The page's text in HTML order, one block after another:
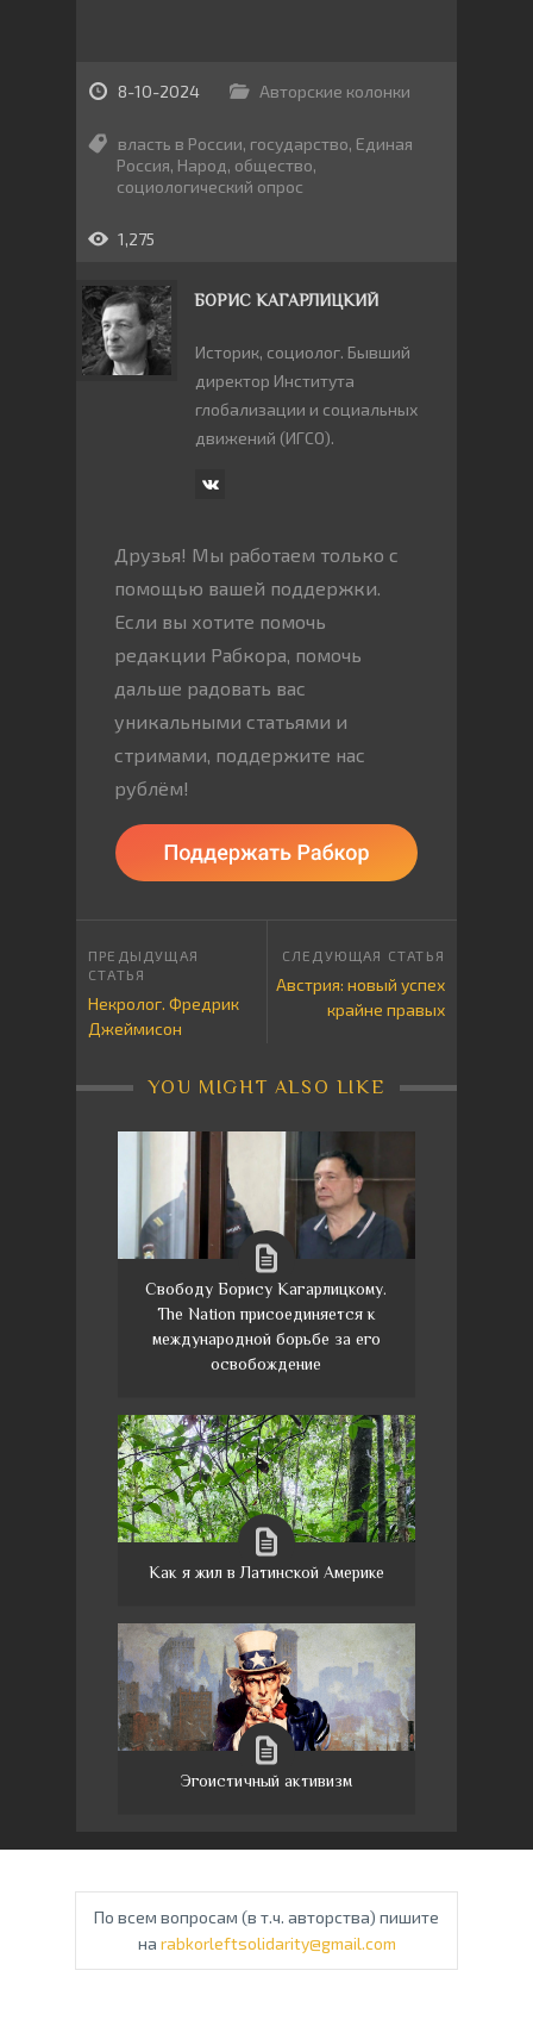
8-10-2024 Авторские колонки
власть в России, государство, Единая
Россия, Народ, общество,
социологический опрос
1,275
БОРИС КАГАРЛИЦКИЙ
Историк, социолог. Бывший
директор Института
глобализации и социальных
движений (ИГСО).
Друзья! Мы работаем только с
помощью вашей поддержки.
Если вы хотите помочь
редакции Рабкора, помочь
дальше радовать вас
уникальными статьями и
стримами, поддержите нас
рублём!
Некролог. Фредрик
Джеймисон
Австрия: новый успех
крайне правых
YOU MIGHT ALSO LIKE
Свободу Борису Кагарлицкому.
The Nation присоединяется к
международной борьбе за его
освобождение
Как я жил в Латинской Америке
Эгоистичный активизм
По всем вопросам (в т.ч. авторства) пишите
на rabkorleftsolidarity@gmail.com